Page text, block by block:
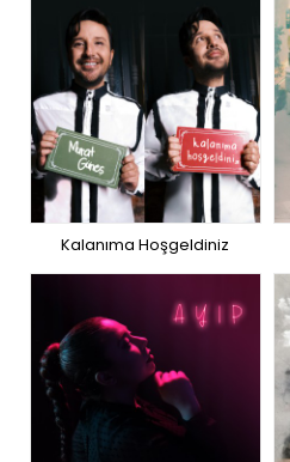
Kalanıma Hoşgeldiniz